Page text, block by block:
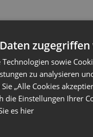
sowie
zu analysieren
„Alle Cookies
die Einstellungen Ihrer
es hier